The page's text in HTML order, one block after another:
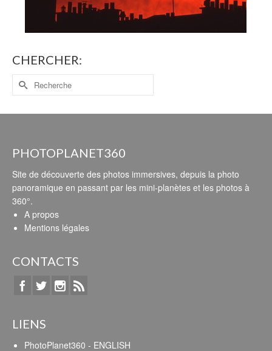
CHERCHER:
PHOTOPLANET360
Site de découverte des photos immersives, depuis la photo
panoramique en passant par les mini-planètes et les photos à
360°.
A propos
Mentions légales
CONTACTS
LIENS
PhotoPlanet360 - ENGLISH